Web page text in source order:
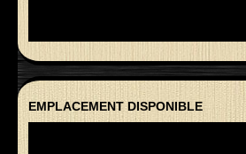
EMPLACEMENT DISPONIBLE